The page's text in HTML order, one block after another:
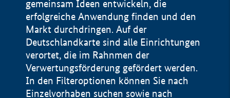
gemeinsam Ideen entwickeln, die
erfolgreiche Anwendung finden und den
Markt durchdringen. Auf der
Deutschlandkarte sind alle Einrichtungen
verortet, die im Rahnmen der
Verwertungsförderung gefördert werden.
In den Filteroptionen können Sie nach
Einzelvorhaben suchen sowie nach